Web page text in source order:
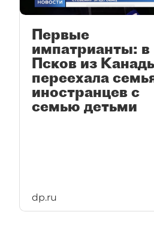
Первые
импатрианты: в
Псков из
переехала
иностранцев с
семью детьми
dp.ru